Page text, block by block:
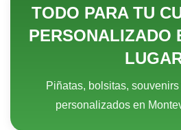
TODO PARA TU
PERSONALIZADO
Piñatas, bolsitas,
personalizados en